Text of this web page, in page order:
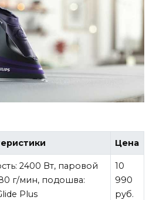
Цена
2400 Вт, паровой
г/мин, подошва:
Plus
10
990
руб.